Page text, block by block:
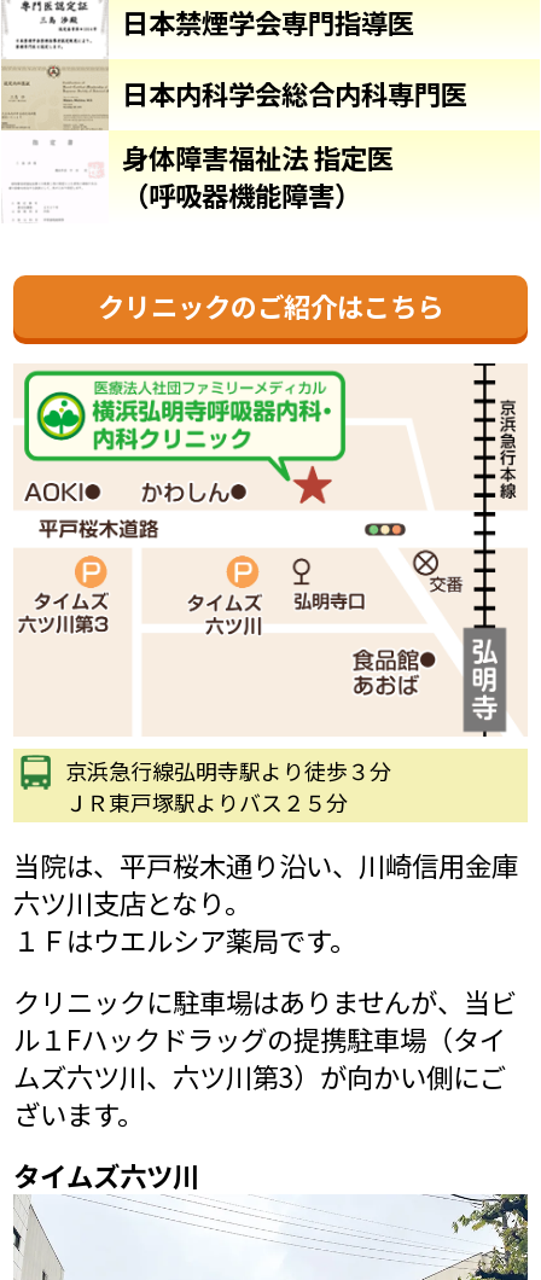
日本禁煙学会専門指導医
日本内科学会総合内科専門医
身体障害福祉法 指定医
（呼吸器機能障害）
クリニックのご紹介はこちら
京浜急行線弘明寺駅より徒歩３分
ＪＲ東戸塚駅よりバス２５分
当院は、平戸桜木通り沿い、川崎信用金庫
六ツ川支店となり。
１Ｆはウエルシア薬局です。
クリニックに駐車場はありませんが、当ビ
ル１Fハックドラッグの提携駐車場（タイ
ムズ六ツ川、六ツ川第3）が向かい側にご
ざいます。
タイムズ六ツ川